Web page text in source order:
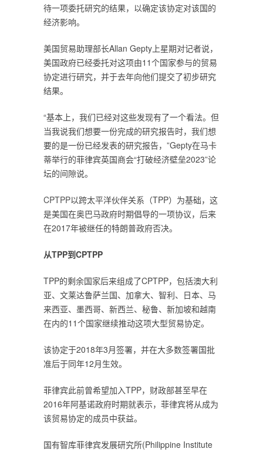
待一项委托研究的结果，以确定该协定对该国的
经济影响。
美国贸易助理部长Allan Gepty上星期对记者说，
美国政府已经委托对这项由11个国家参与的贸易
协定进行研究，并于去年向他们提交了初步研究
结果。
“基本上，我们已经对这些发现有了一个看法。但
当我说我们想要一份完成的研究报告时，我们想
要的是一份已经发表的研究报告，”Gepty在马卡
蒂举行的菲律宾英国商会“打破经济壁垒2023”论
坛的间隙说。
CPTPP以跨太平洋伙伴关系（TPP）为基础，这
是美国在奥巴马政府时期倡导的一项协议，后来
在2017年被继任的特朗普政府否决。
从TPP到CPTPP
TPP的剩余国家后来组成了CPTPP，包括澳大利
亚、文莱达鲁萨兰国、加拿大、智利、日本、马
来西亚、墨西哥、新西兰、秘鲁、新加坡和越南
在内的11个国家继续推动这项大型贸易协定。
该协定于2018年3月签署，并在大多数签署国批
准后于同年12月生效。
菲律宾此前曾希望加入TPP，财政部甚至早在
2016年阿基诺政府时期就表示，菲律宾将从成为
该贸易协定的成员中获益。
国有智库菲律宾发展研究所(Philippine Institute